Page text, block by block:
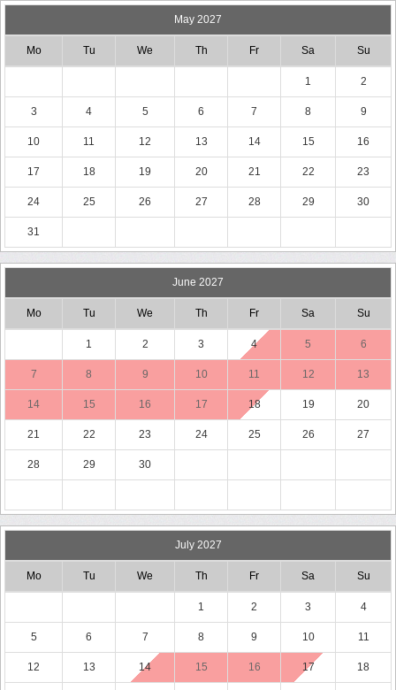
May 2027
Mo Tu We Th Fr Sa Su
1 2
3 4 5 6 7 8 9
10 11 12 13 14 15 16
17 18 19 20 21 22 23
24 25 26 27 28 29 30
31
June 2027
Mo Tu We Th Fr Sa Su
1 2 3 4 5 6
7 8 9 10 11 12 13
14 15 16 17 18 19 20
21 22 23 24 25 26 27
28 29 30
July 2027
Mo Tu We Th Fr Sa Su
1 2 3 4
5 6 7 8 9 10 11
12 13 14 15 16 17 18